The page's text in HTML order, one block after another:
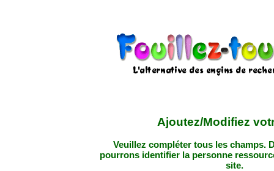
Ajoutez/Modifiez
Veuillez compléter tous les champs.
pourrons identifier la personne
site.